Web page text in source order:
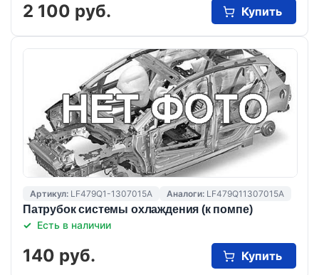
2 100 руб. Купить
Артикул: LF479Q1-1307015A Аналоги: LF479Q11307015A
Патрубок системы охлаждения (к помпе)
Есть в наличии
140 руб. Купить